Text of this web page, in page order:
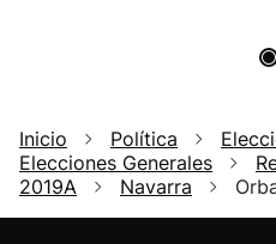
Inicio Política
Elecciones Generales
2019A
Navarra